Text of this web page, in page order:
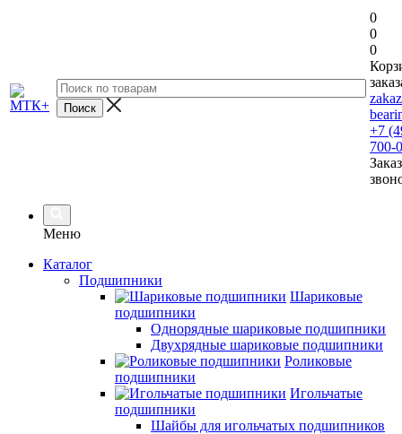
0
0
0
+7
700-
Меню
Каталог
Подшипники
Шариковые
подшипники
Однорядные шариковые подшипники
Двухрядные шариковые подшипники
Роликовые
подшипники
Игольчатые
подшипники
Шайбы для игольчатых подшипников